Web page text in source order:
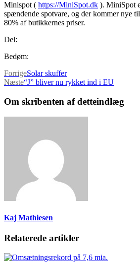
Minispot ( https://MiniSpot.dk ). MiniSpot
spændende spotvare, og der kommer nye
80% af butikkernes priser.
Del:
Bedøm:
ForrigeSolar skuffer
Næste“J” bliver nu rykket ind i EU
Om skribenten af detteindlæg
Kaj Mathiesen
Relaterede artikler